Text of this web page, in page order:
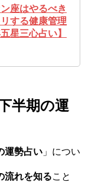
座はやるべき
する健康管理
星三心占い】
半期の運
運勢占い 」につい
流れを知ること